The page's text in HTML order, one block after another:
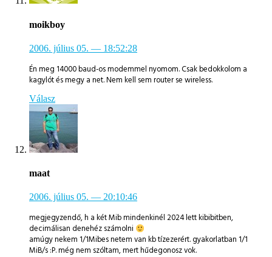
moikboy
2006. július 05. — 18:52:28
Én meg 14000 baud-os modemmel nyomom. Csak bedokkolom a
kagylót és megy a net. Nem kell sem router se wireless.
Válasz
maat
2006. július 05. — 20:10:46
megjegyzendő, h a két Mib mindenkinél 2024 lett kibibitben,
decimálisan denehéz számolni
amúgy nekem 1/1Mibes netem van kb tízezerért. gyakorlatban 1/1
MiB/s :P. még nem szóltam, mert hűdegonosz vok.